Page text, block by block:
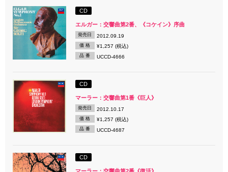
CD
エルガー：交響曲第2番、《コケイン》序曲
発売日 2012.09.19
価 格 ¥1,257 (税込)
品 番 UCCD-4666
CD
マーラー：交響曲第1番《巨人》
発売日 2012.10.17
価 格 ¥1,257 (税込)
品 番 UCCD-4687
CD